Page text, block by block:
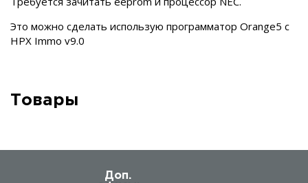
Это можно сделать использую программатор Orange5 с
HPX Immo v9.0
Товары
Доп.